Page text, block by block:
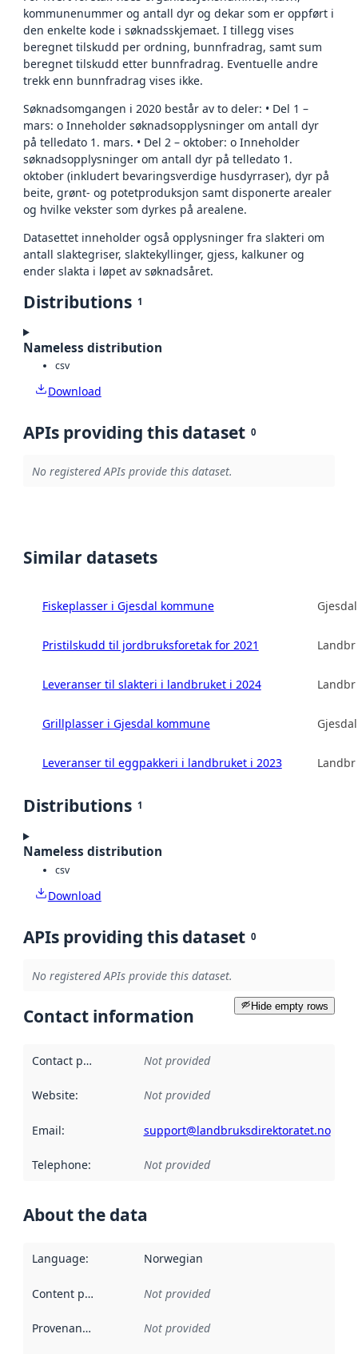
kommunenummer og antall dyr og dekar som er oppført i
den enkelte kode i søknadsskjemaet. I tillegg vises
beregnet tilskudd per ordning, bunnfradrag, samt sum
beregnet tilskudd etter bunnfradrag. Eventuelle andre
trekk enn bunnfradrag vises ikke.
Søknadsomgangen i 2020 består av to deler: • Del 1 –
mars: o Inneholder søknadsopplysninger om antall dyr
på telledato 1. mars. • Del 2 – oktober: o Inneholder
søknadsopplysninger om antall dyr på telledato 1.
oktober (inkludert bevaringsverdige husdyrraser), dyr på
beite, grønt- og potetproduksjon samt disponerte arealer
og hvilke vekster som dyrkes på arealene.
Datasettet inneholder også opplysninger fra slakteri om
antall slaktegriser, slaktekyllinger, gjess, kalkuner og
ender slakta i løpet av søknadsåret.
Distributions 1
Nameless distribution
csv
Download
APIs providing this dataset 0
No registered APIs provide this dataset.
Similar datasets
Fiskeplasser i Gjesdal kommune
Pristilskudd til jordbruksforetak for 2021
Leveranser til slakteri i landbruket i 2024
Grillplasser i Gjesdal kommune
Leveranser til eggpakkeri i landbruket i 2023
Distributions 1
Nameless distribution
csv
Download
APIs providing this dataset 0
No registered APIs provide this dataset.
Hide empty rows
Contact information
Contact point Not provided
Website: Not provided
Email: support@landbruksdirektoratet.no
Telephone: Not provided
About the data
Language: Norwegian
Content providers Not provided
Provenance Not provided